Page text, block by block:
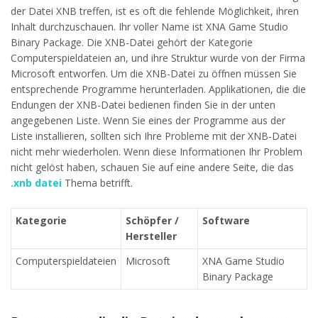
der Datei XNB treffen, ist es oft die fehlende Möglichkeit, ihren
Inhalt durchzuschauen. Ihr voller Name ist XNA Game Studio
Binary Package. Die XNB-Datei gehört der Kategorie
Computerspieldateien an, und ihre Struktur wurde von der Firma
Microsoft entworfen. Um die XNB-Datei zu öffnen müssen Sie
entsprechende Programme herunterladen. Applikationen, die die
Endungen der XNB-Datei bedienen finden Sie in der unten
angegebenen Liste. Wenn Sie eines der Programme aus der
Liste installieren, sollten sich Ihre Probleme mit der XNB-Datei
nicht mehr wiederholen. Wenn diese Informationen Ihr Problem
nicht gelöst haben, schauen Sie auf eine andere Seite, die das
.xnb datei Thema betrifft.
Kategorie
Schöpfer /
Hersteller
Software
Computerspieldateien Microsoft
XNA Game Studio
Binary Package